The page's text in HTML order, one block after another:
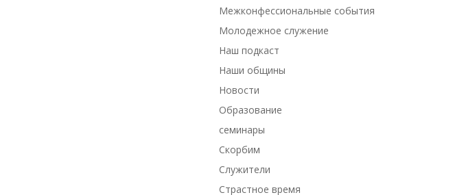
Межконфессиональные события
Молодежное служение
Наш подкаст
Наши общины
Новости
Образование
семинары
Скорбим
Служители
Страстное время